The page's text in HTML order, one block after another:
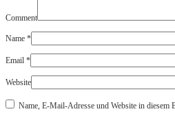
Comment
Name *
Email *
Website
Name, E-Mail-Adresse und Website in diesem